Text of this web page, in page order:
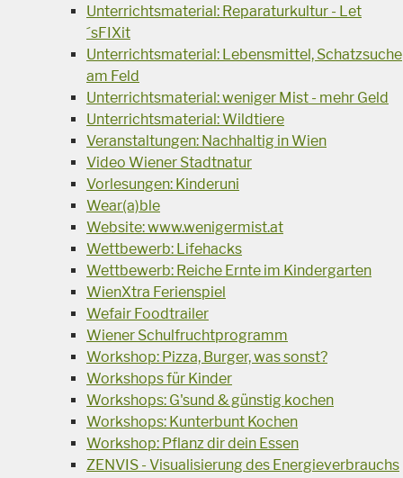
Unterrichtsmaterial: Reparaturkultur - Let
´sFIXit
Unterrichtsmaterial: Lebensmittel, Schatzsuche
am Feld
Unterrichtsmaterial: weniger Mist - mehr Geld
Unterrichtsmaterial: Wildtiere
Veranstaltungen: Nachhaltig in Wien
Video Wiener Stadtnatur
Vorlesungen: Kinderuni
Wear(a)ble
Website: www.wenigermist.at
Wettbewerb: Lifehacks
Wettbewerb: Reiche Ernte im Kindergarten
WienXtra Ferienspiel
Wefair Foodtrailer
Wiener Schulfruchtprogramm
Workshop: Pizza, Burger, was sonst?
Workshops für Kinder
Workshops: G'sund & günstig kochen
Workshops: Kunterbunt Kochen
Workshop: Pflanz dir dein Essen
ZENVIS - Visualisierung des Energieverbrauchs